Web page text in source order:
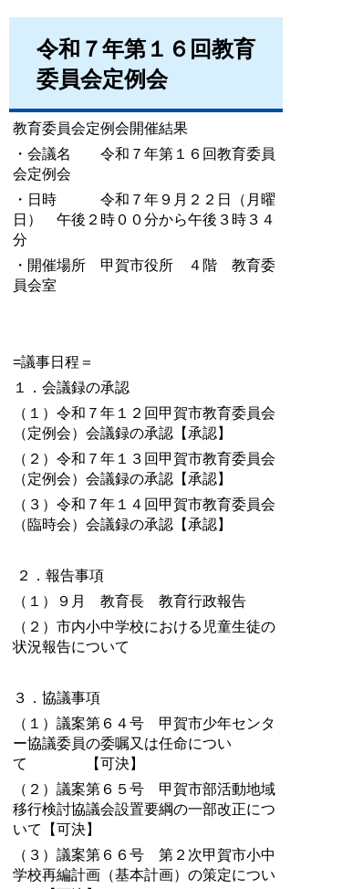
令和７年第１６回教育
委員会定例会
教育委員会定例会開催結果
・会議名 令和７年第１６回教育委員
会定例会
・日時 令和７年９月２２日（月曜
日） 午後２時００分から午後３時３４
分
・開催場所 甲賀市役所 ４階 教育委
員会室
=議事日程＝
１．会議録の承認
（１）令和７年１２回甲賀市教育委員会
（定例会）会議録の承認【承認】
（２） 令和７年１３回甲賀市教育委員会
（定例会）会議録の承認【承認】
（３） 令和７年１４回甲賀市教育委員会
（臨時会）会議録の承認【承認】
２．報告事項
（１）９月 教育長 教育行政報告
（２）市内小中学校における児童生徒の
状況報告について
３．協議事項
（１）議案第６４号 甲賀市少年センタ
ー協議委員の委嘱又は任命につい
て 【可決】
（２）議案第６５号 甲賀市部活動地域
移行検討協議会設置要綱の一部改正につ
いて【可決】
（３）議案第６６号 第２次甲賀市小中
学校再編計画（基本計画）の策定につい